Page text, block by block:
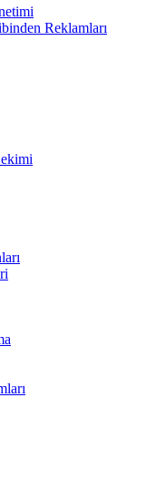
Reklamları